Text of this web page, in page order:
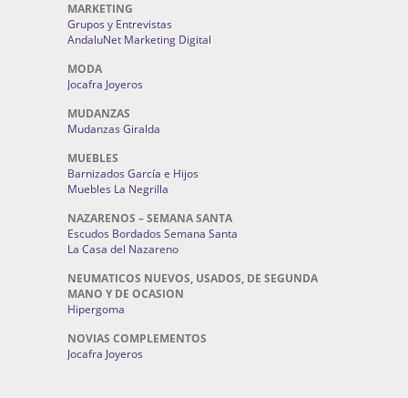
MARKETING
Grupos y Entrevistas
AndaluNet Marketing Digital
MODA
Jocafra Joyeros
MUDANZAS
Mudanzas Giralda
MUEBLES
Barnizados García e Hijos
Muebles La Negrilla
NAZARENOS – SEMANA SANTA
Escudos Bordados Semana Santa
La Casa del Nazareno
NEUMATICOS NUEVOS, USADOS, DE SEGUNDA
MANO Y DE OCASION
Hipergoma
NOVIAS COMPLEMENTOS
Jocafra Joyeros